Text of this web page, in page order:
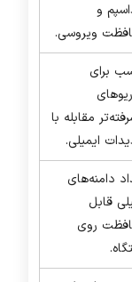
و
ویروسی.
برای
مقابله با
ایمیلی.
دامنه‌های
قابل
روی